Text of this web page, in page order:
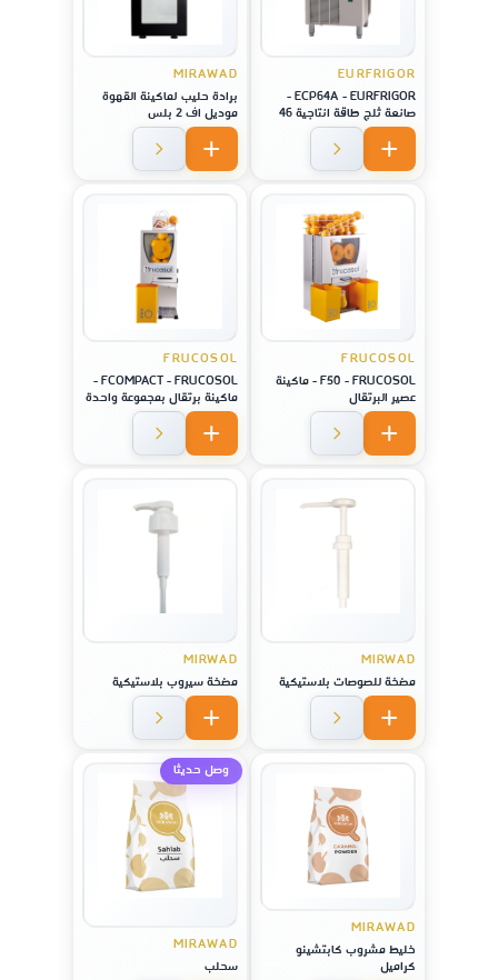
EURFRIGOR
ECP64A - EURFRIGOR -
صانعة ثلج طاقة انتاجية 46
كيلو
MIRAWAD
برادة حليب لماكينة القهوة
موديل اف 2 بلس
FRUCOSOL
F50 - FRUCOSOL - ماكينة
عصير البرتقال
FRUCOSOL
FCOMPACT - FRUCOSOL -
ماكينة برتقال بمجموعة واحدة
MIRWAD
مضخة للصوصات بلاستيكية
MIRWAD
مضخة سيروب بلاستيكية
MIRAWAD
خليط مشروب كابتشينو
كراميل
وصل حديثا
MIRAWAD
سحلب